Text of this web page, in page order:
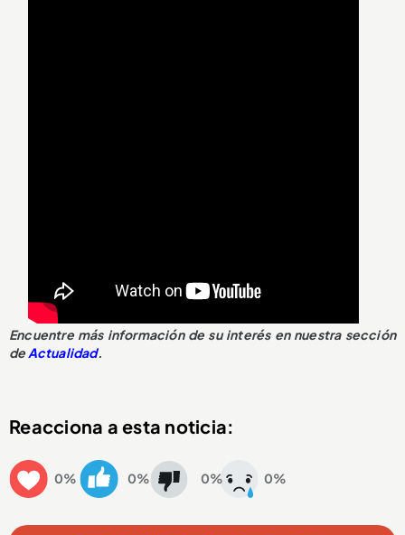
Encuentre más información de su interés en nuestra sección
deActualidad.
Reacciona a esta noticia:
0% 0% 0% 0%